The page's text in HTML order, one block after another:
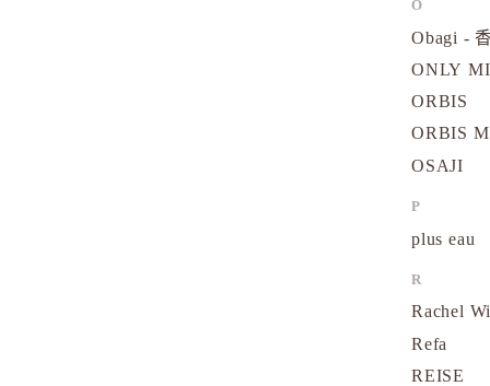
O
Obagi -
ONLY
ORBIS
ORBIS
OSAJI
P
plus eau
R
Rachel
Refa
REISE